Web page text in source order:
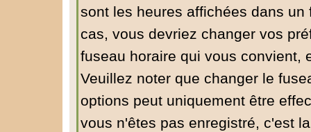
sont les heures affichées dans
cas, vous devriez changer vos
fuseau horaire qui vous convient,
Veuillez noter que changer le
options peut uniquement être
vous n'êtes pas enregistré, c'est